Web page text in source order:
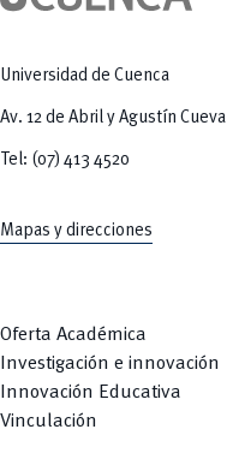
Universidad de Cuenca
Av. 12 de Abril y Agustín Cueva
Tel: (07) 413 4520
Mapas y direcciones
Oferta Académica
Investigación e innovación
Innovación Educativa
Vinculación